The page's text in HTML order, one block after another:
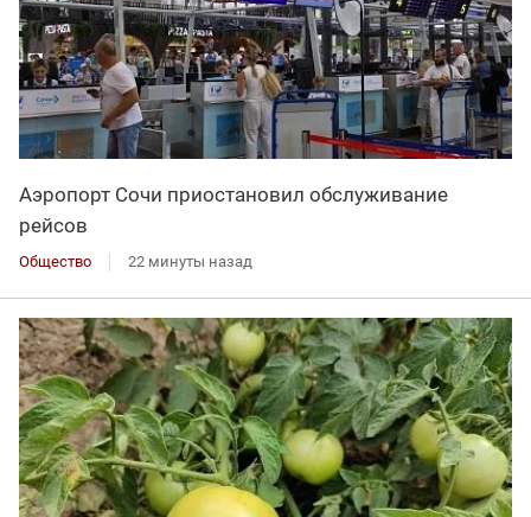
Аэропорт Сочи приостановил обслуживание
рейсов
Общество 22 минуты назад